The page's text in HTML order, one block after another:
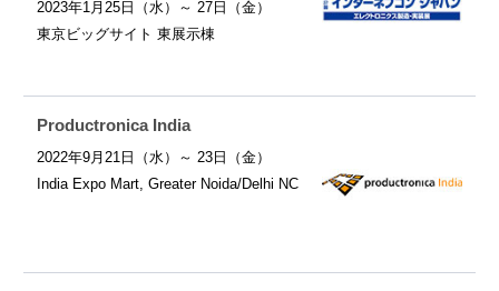
2023年1月25日（水）～ 27日（金）
東京ビッグサイト 東展示棟
Productronica India
2022年9月21日（水）～ 23日（金）
India Expo Mart, Greater Noida/Delhi NC